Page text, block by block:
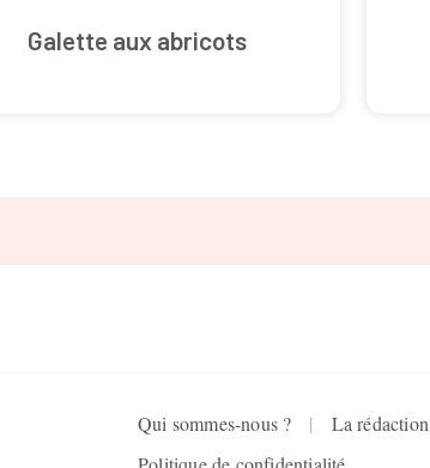
Galette aux abricots
Qui sommes-nous ? La rédaction